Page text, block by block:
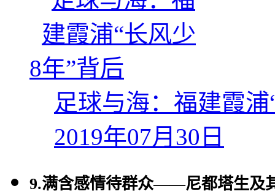
8
足球与海：福建霞
2019年07月30日
9.满含感情待群众——尼都塔生及